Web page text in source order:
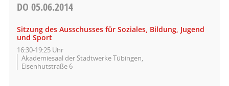
DO 05.06.2014
Sitzung des Ausschusses für Soziales, Bildung, Jugend
und Sport
16:30-19:25 Uhr
Akademiesaal der Stadtwerke Tübingen,
Eisenhutstraße 6